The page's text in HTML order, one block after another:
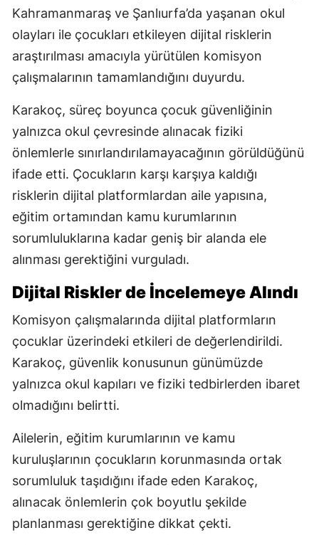
Kahramanmaraş ve Şanlıurfa’da yaşanan okul
olayları ile çocukları etkileyen dijital risklerin
araştırılması amacıyla yürütülen komisyon
çalışmalarının tamamlandığını duyurdu.
Karakoç, süreç boyunca çocuk güvenliğinin
yalnızca okul çevresinde alınacak fiziki
önlemlerle sınırlandırılamayacağının görüldüğünü
ifade etti. Çocukların karşı karşıya kaldığı
risklerin dijital platformlardan aile yapısına,
eğitim ortamından kamu kurumlarının
sorumluluklarına kadar geniş bir alanda ele
alınması gerektiğini vurguladı.
Dijital Riskler de İncelemeye Alındı
Komisyon çalışmalarında dijital platformların
çocuklar üzerindeki etkileri de değerlendirildi.
Karakoç, güvenlik konusunun günümüzde
yalnızca okul kapıları ve fiziki tedbirlerden ibaret
olmadığını belirtti.
Ailelerin, eğitim kurumlarının ve kamu
kuruluşlarının çocukların korunmasında ortak
sorumluluk taşıdığını ifade eden Karakoç,
alınacak önlemlerin çok boyutlu şekilde
planlanması gerektiğine dikkat çekti.